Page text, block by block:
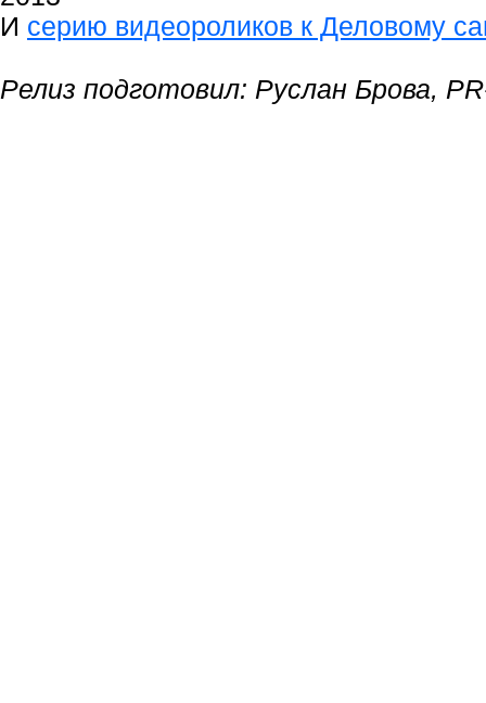
И серию видеороликов к Деловому
Релиз подготовил: Руслан Брова,